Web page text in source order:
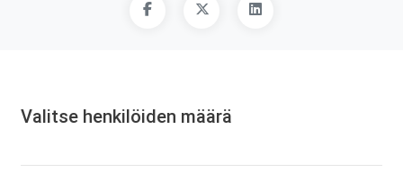
Valitse henkilöiden määrä